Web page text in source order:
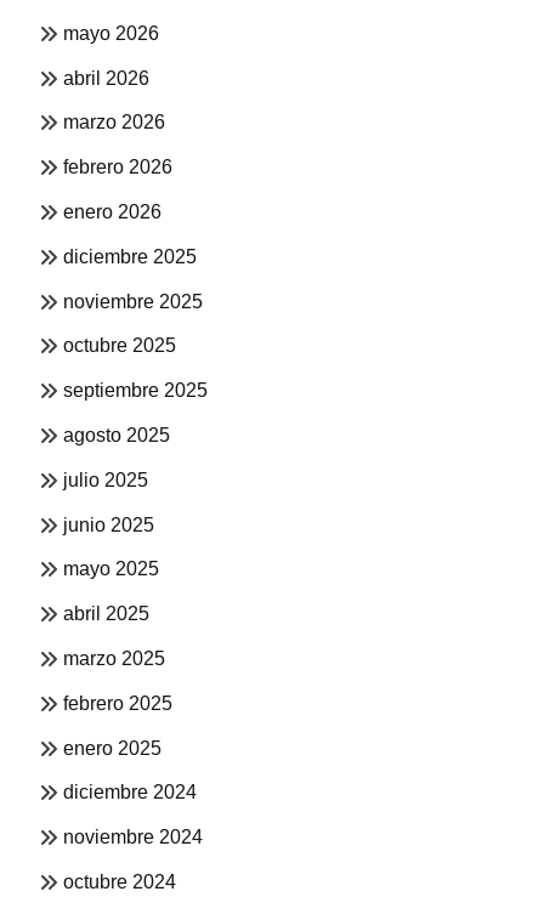
mayo 2026
abril 2026
marzo 2026
febrero 2026
enero 2026
diciembre 2025
noviembre 2025
octubre 2025
septiembre 2025
agosto 2025
julio 2025
junio 2025
mayo 2025
abril 2025
marzo 2025
febrero 2025
enero 2025
diciembre 2024
noviembre 2024
octubre 2024